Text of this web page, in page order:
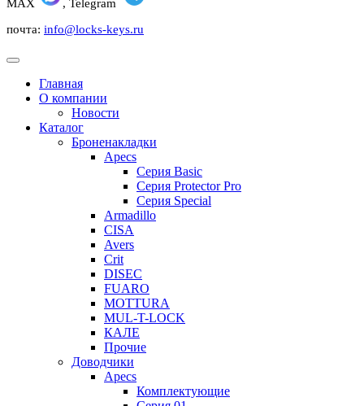
MAX
, Telegram
почта: info@locks-keys.ru
Главная
О компании
Новости
Каталог
Броненакладки
Apecs
Серия Basic
Серия Protector Pro
Серия Special
Armadillo
CISA
Avers
Crit
DISEC
FUARO
MOTTURA
MUL-T-LOCK
КАЛЕ
Прочие
Доводчики
Apecs
Комплектующие